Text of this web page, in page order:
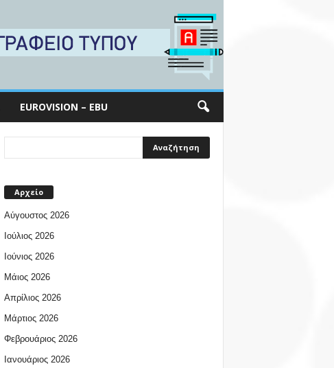
EUROVISION – EBU
Αρχείο
Αύγουστος 2026
Ιούλιος 2026
Ιούνιος 2026
Μάιος 2026
Απρίλιος 2026
Μάρτιος 2026
Φεβρουάριος 2026
Ιανουάριος 2026